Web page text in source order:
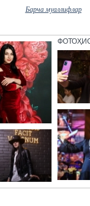
Барча муаллифлар